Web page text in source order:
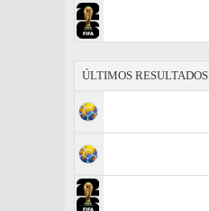
ÚLTIMOS RESULTADOS